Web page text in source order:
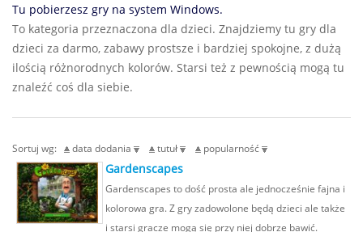
Tu pobierzesz gry na system Windows.
To kategoria przeznaczona dla dzieci. Znajdziemy tu gry dla
dzieci za darmo, zabawy prostsze i bardziej spokojne, z dużą
ilością różnorodnych kolorów. Starsi też z pewnością mogą tu
znaleźć coś dla siebie.
Sortuj wg: data dodania tutuł popularność
Gardenscapes
Gardenscapes to dość prosta ale jednocześnie fajna i
kolorowa gra. Z gry zadowolone będą dzieci ale także
i starsi gracze mogą się przy niej dobrze bawić.